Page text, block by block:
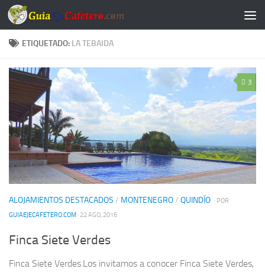
Saltar al contenido
ETIQUETADO: LA TEBAIDA
3
ALOJAMIENTOS DESTACADOS / MONTENEGRO/ QUINDÍO · POR
GUIAEJECAFETERO.COM · 22 AGO, 2016
Finca Siete Verdes
Finca Siete Verdes.Los invitamos a conocer Finca Siete Verdes,